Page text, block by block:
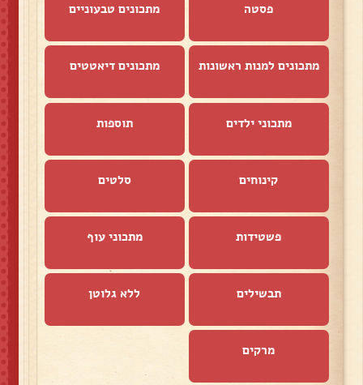
פסטה מתכונים טבעוניים
מתכונים למנות ראשונות מתכונים דיאטטים
מתכוני ילדים תוספות
קינוחים סלטים
פשטידות מתכוני עוף
תבשילים ללא גלוטן
מרקים